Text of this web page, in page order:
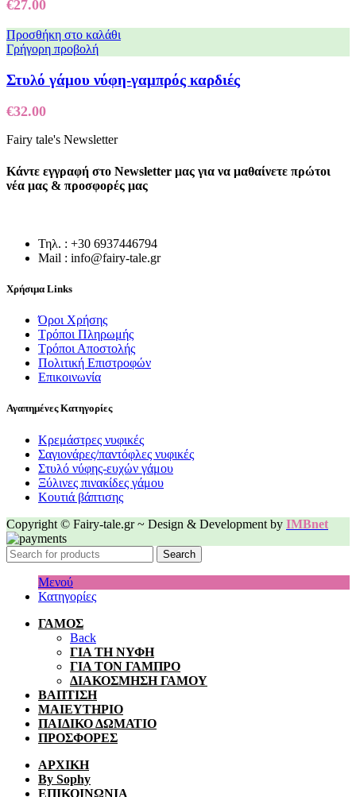
€27.00
Προσθήκη στο καλάθι
Γρήγορη προβολή
Στυλό γάμου νύφη-γαμπρός καρδιές
€32.00
Fairy tale's Newsletter
Κάντε εγγραφή στο Newsletter μας για να μαθαίνετε πρώτοι
νέα μας & προσφορές μας
Τηλ. : +30 6937446794
Mail : info@fairy-tale.gr
Χρήσιμα Links
Όροι Χρήσης
Τρόποι Πληρωμής
Τρόποι Αποστολής
Πολιτική Επιστροφών
Επικοινωνία
Αγαπημένες Κατηγορίες
Κρεμάστρες νυφικές
Σαγιονάρες/παντόφλες νυφικές
Στυλό νύφης-ευχών γάμου
Ξύλινες πινακίδες γάμου
Κουτιά βάπτισης
Copyright © Fairy-tale.gr ~ Design & Development by IMBnet
Search
Μενού
Κατηγορίες
ΓΑΜΟΣ
Back
ΓΙΑ ΤΗ ΝΥΦΗ
ΓΙΑ ΤΟΝ ΓΑΜΠΡΟ
ΔΙΑΚΟΣΜΗΣΗ ΓΑΜΟΥ
ΒΑΠΤΙΣΗ
ΜΑΙΕΥΤΗΡΙΟ
ΠΑΙΔΙΚΟ ΔΩΜΑΤΙΟ
ΠΡΟΣΦΟΡΕΣ
ΑΡΧΙΚΗ
By Sophy
ΕΠΙΚΟΙΝΩΝΙΑ